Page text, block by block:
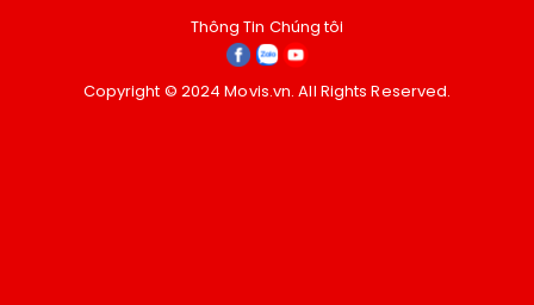
Thông Tin Chúng tôi
Copyright © 2024 Movis.vn. All Rights Reserved.